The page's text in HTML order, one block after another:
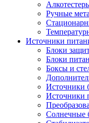
Ручные
Источники
Блоки
Блоки
Боксы и
Источники
Источники
Солнечные